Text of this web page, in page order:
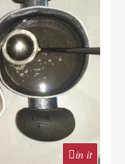
in it